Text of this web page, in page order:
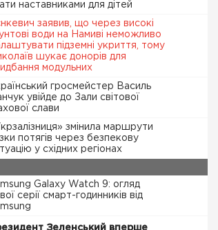
наставниками для дітей
заявив, що через високі
води на Намиві неможливо
підземні укриття, тому
шукає донорів для
модульних
гросмейстер Василь
увійде до Зали світової
слави
змінила маршрути
потягів через безпекову
у східних регіонах
Galaxy Watch 9: огляд
серії смарт-годинників від
Зеленський вперше